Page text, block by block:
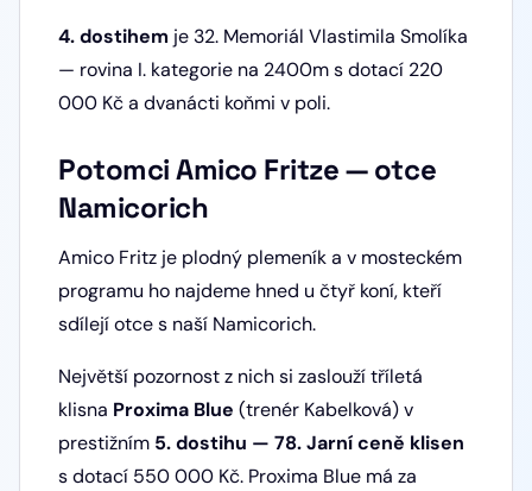
4. dostihem je 32. Memoriál Vlastimila Smolíka
— rovina I. kategorie na 2400m s dotací 220
000 Kč a dvanácti koňmi v poli.
Potomci Amico Fritze — otce
Namicorich
Amico Fritz je plodný plemeník a v mosteckém
programu ho najdeme hned u čtyř koní, kteří
sdílejí otce s naší Namicorich.
Největší pozornost z nich si zaslouží tříletá
klisna Proxima Blue (trenér Kabelková) v
prestižním 5. dostihu — 78. Jarní ceně klisen
s dotací 550 000 Kč. Proxima Blue má za